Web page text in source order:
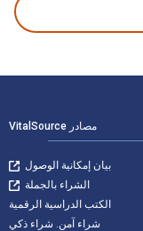
مصادر VitalSource
بيان إمكانية الوصول
الشراء بالجملة
الكتب الدراسية الرقمية
شراء آمن. شراء ذكي